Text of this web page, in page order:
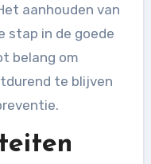
aanhouden van
stap in de goede
belang om
te blijven